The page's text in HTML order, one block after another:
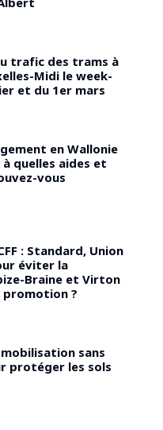
trafic des trams à
Midi le week-
et du 1er mars
en Wallonie
quelles aides et
vous
: Standard, Union
éviter la
Braine et Virton
?
sans
protéger les sols